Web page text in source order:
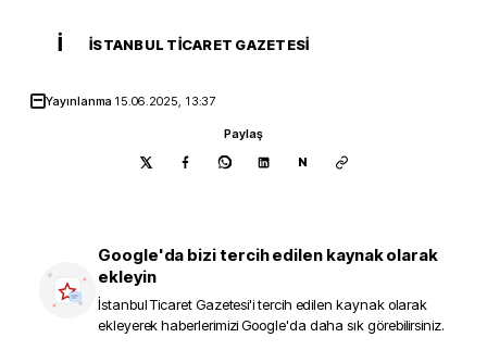
İ İSTANBUL TICARET GAZETESI
Yayınlanma 15.06.2025, 13:37
Paylaş
N
Google'da bizi tercih edilen kaynak olarak
ekleyin
İstanbul Ticaret Gazetesi'i tercih edilen kaynak olarak
ekleyerek haberlerimizi Google'da daha sık görebilirsiniz.